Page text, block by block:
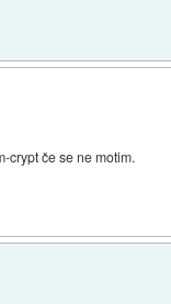
crypt če se ne motim.